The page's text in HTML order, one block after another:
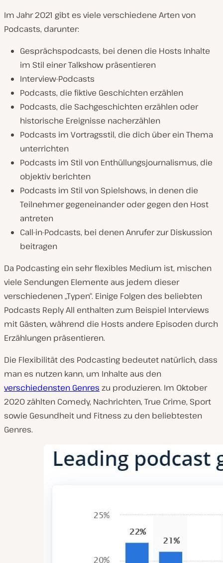
Im Jahr 2021 gibt es viele verschiedene Arten von
Podcasts, darunter:
Gesprächspodcasts, bei denen die Hosts Inhalte
im Stil einer Talkshow präsentieren
Interview-Podcasts
Podcasts, die fiktive Geschichten erzählen
Podcasts, die Sachgeschichten erzählen oder
historische Ereignisse nacherzählen
Podcasts im Vortragsstil, die dich über ein Thema
unterrichten
Podcasts im Stil von Enthüllungsjournalismus, die
objektiv berichten
Podcasts im Stil von Spielshows, in denen die
Teilnehmer gegeneinander oder gegen den Host
antreten
Call-in-Podcasts, bei denen Anrufer zur Diskussion
beitragen
Da Podcasting ein sehr flexibles Medium ist, mischen
viele Sendungen Elemente aus jedem dieser
verschiedenen „Typen“. Einige Folgen des beliebten
Podcasts Reply All enthalten zum Beispiel Interviews
mit Gästen, während die Hosts andere Episoden durch
Erzählungen präsentieren.
Die Flexibilität des Podcasting bedeutet natürlich, dass
man es nutzen kann, um Inhalte aus den
verschiedensten Genres zu produzieren. Im Oktober
2020 zählten Comedy, Nachrichten, True Crime, Sport
sowie Gesundheit und Fitness zu den beliebtesten
Genres.